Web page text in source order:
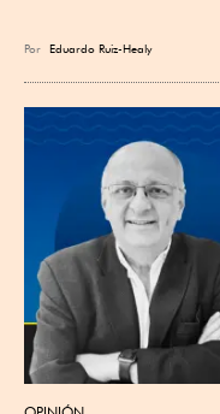
Por Eduardo Ruiz-Healy